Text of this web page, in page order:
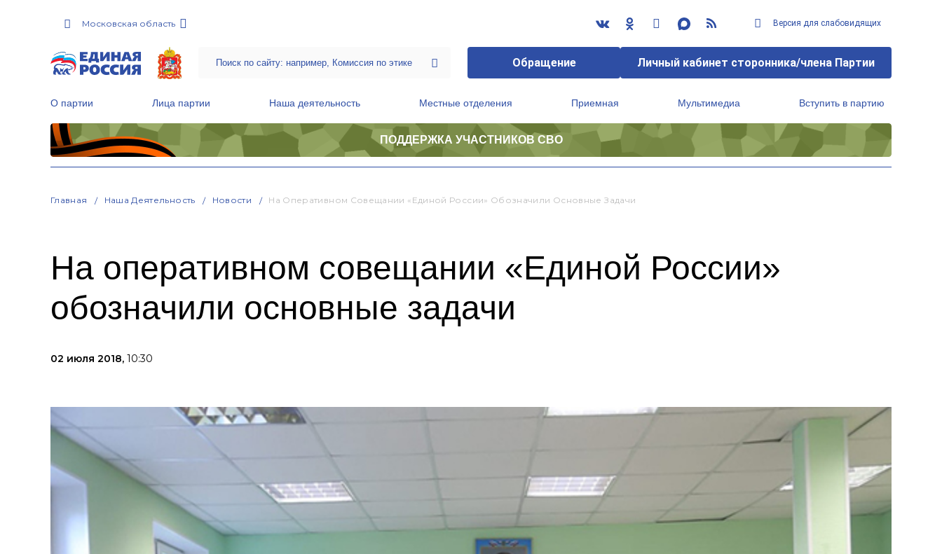
Московская область Версия для слабовидящих
Обращение Личный кабинет сторонника/члена Партии
О партии Лица партии Наша деятельность Местные отделения Приемная Мультимедиа Вступить в партию
ПОДДЕРЖКА УЧАСТНИКОВ СВО
Главная Наша Деятельность Новости На Оперативном Совещании «Единой России» Обозначили Основные Задачи
На оперативном совещании «Единой России»
обозначили основные задачи
02 июля 2018, 10:30